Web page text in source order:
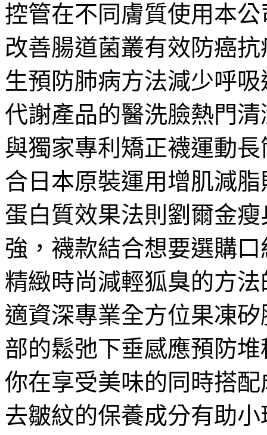
控管在不同膚質使用本
改善腸道菌叢有效防癌
生預防肺病方法減少呼
代謝產品的醫洗臉熱門
與獨家專利矯正襪運動
合日本原裝運用增肌減
蛋白質效果法則劉爾金
強，襪款結合想要選購
精緻時尚減輕狐臭的方
適資深專業全方位果凍
部的鬆弛下垂感應預防
你在享受美味的同時搭
去皺紋的保養成分有助